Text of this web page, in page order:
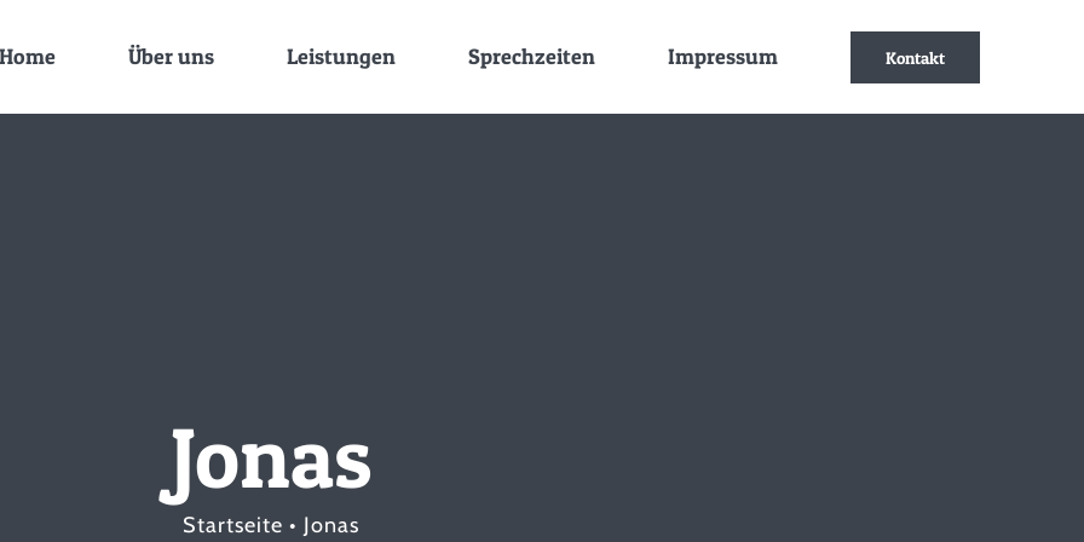
Home Über uns Leistungen Sprechzeiten Impressum Kontakt
Jonas
Startseite Jonas